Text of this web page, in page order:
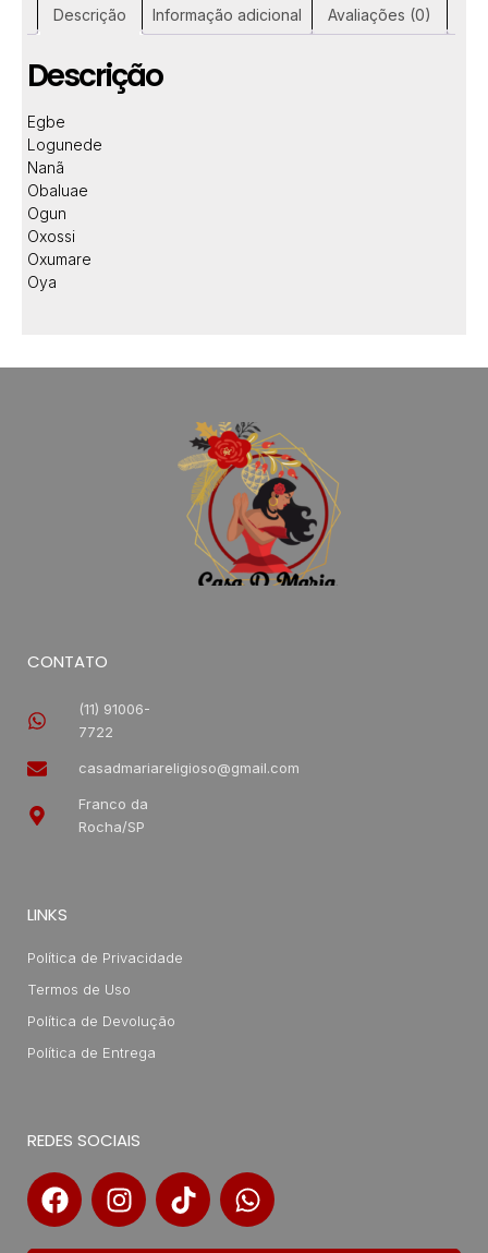
Descrição Informação adicional Avaliações (0)
Descrição
Egbe
Logunede
Nanã
Obaluae
Ogun
Oxossi
Oxumare
Oya
CONTATO
(11) 91006-
7722
casadmariareligioso@gmail.com
Franco da
Rocha/SP
LINKS
Política de Privacidade
Termos de Uso
Política de Devolução
Política de Entrega
REDES SOCIAIS